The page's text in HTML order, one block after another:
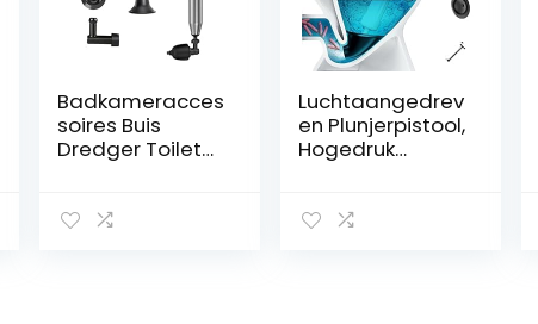
Badkameracces
soires Buis
Dredger Toilet
afvoer
Luchtaangedrev
en Plunjerpistool,
Hogedruk
Verstopping